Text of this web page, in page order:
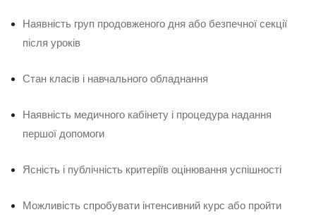
Наявність груп продовженого дня або безпечної секції
після уроків
Стан класів і навчального обладнання
Наявність медичного кабінету і процедура надання
першої допомоги
Ясність і публічність критеріїв оцінювання успішності
Можливість спробувати інтенсивний курс або пройти